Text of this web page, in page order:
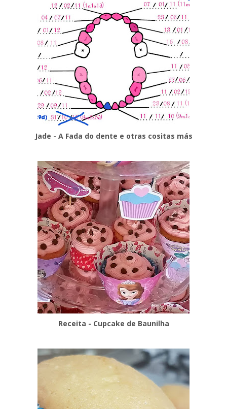
Jade - A Fada do dente e otras cositas más
Receita - Cupcake de Baunilha